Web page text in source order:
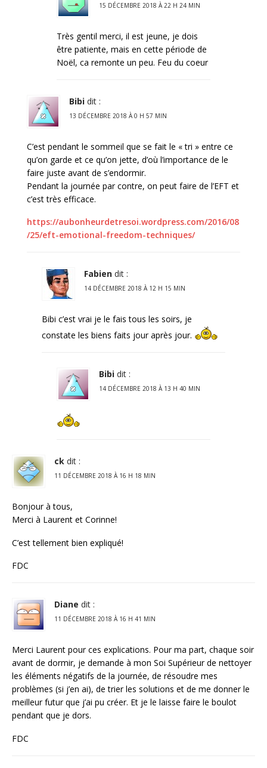
15 DÉCEMBRE 2018 À 22 H 24 MIN
Très gentil merci, il est jeune, je dois
être patiente, mais en cette période de
Noël, ca remonte un peu. Feu du coeur
Bibi dit :
13 DÉCEMBRE 2018 À 0 H 57 MIN
C’est pendant le sommeil que se fait le « tri » entre ce
qu’on garde et ce qu’on jette, d’où l’importance de le
faire juste avant de s’endormir.
Pendant la journée par contre, on peut faire de l’EFT et
c’est très efficace.
https://aubonheurdetresoi.wordpress.com/2016/08
/25/eft-emotional-freedom-techniques/
Fabien dit :
14 DÉCEMBRE 2018 À 12 H 15 MIN
Bibi c’est vrai je le fais tous les soirs, je
constate les biens faits jour après jour.
Bibi dit :
14 DÉCEMBRE 2018 À 13 H 40 MIN
ck dit :
11 DÉCEMBRE 2018 À 16 H 18 MIN
Bonjour à tous,
Merci à Laurent et Corinne!
C’est tellement bien expliqué!
FDC
Diane dit :
11 DÉCEMBRE 2018 À 16 H 41 MIN
Merci Laurent pour ces explications. Pour ma part, chaque soir
avant de dormir, je demande à mon Soi Supérieur de nettoyer
les éléments négatifs de la journée, de résoudre mes
problèmes (si j’en ai), de trier les solutions et de me donner le
meilleur futur que j’ai pu créer. Et je le laisse faire le boulot
pendant que je dors.
FDC